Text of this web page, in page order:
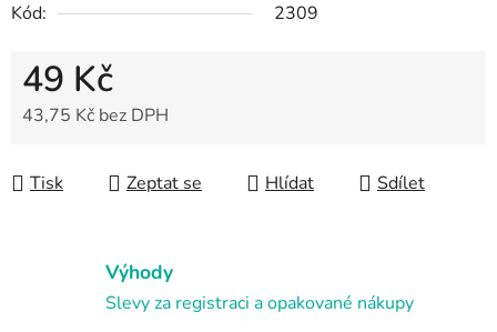
Kód:
2309
49 Kč
43,75 Kč bez DPH
Tisk
Zeptat se Hlídat Sdílet
Výhody
Slevy za registraci a opakované nákupy